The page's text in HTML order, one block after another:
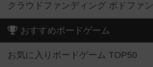
クラウドファンディング ボドファン
おすすめボードゲーム
お気に入りボードゲーム TOP50